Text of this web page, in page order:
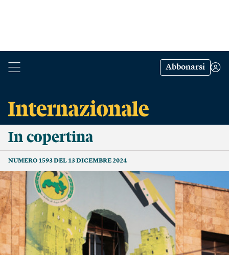
Abbonarsi
In copertina
NUMERO 1593 DEL 13 DICEMBRE 2024